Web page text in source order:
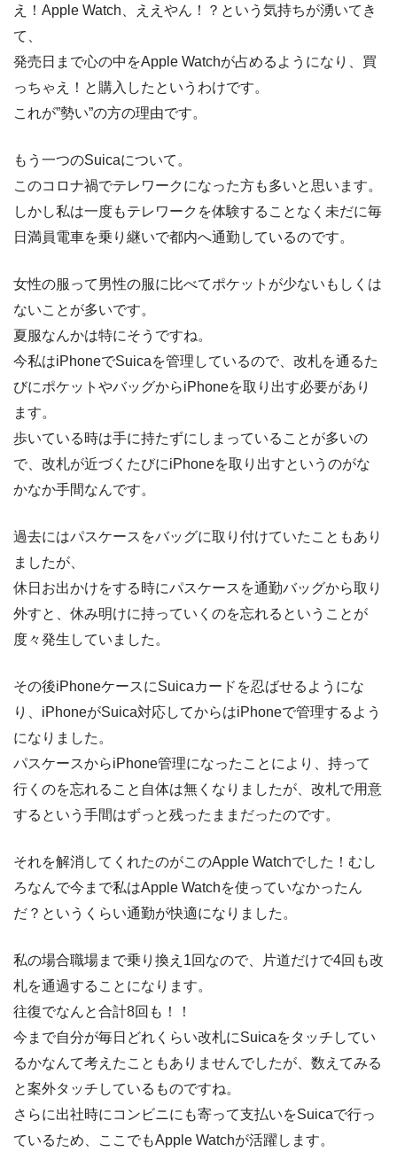
え！Apple Watch、ええやん！？という気持ちが湧いてき
て、
発売日まで心の中をApple Watchが占めるようになり、買
っちゃえ！と購入したというわけです。
これが”勢い”の方の理由です。
もう一つのSuicaについて。
このコロナ禍でテレワークになった方も多いと思います。
しかし私は一度もテレワークを体験することなく未だに毎
日満員電車を乗り継いで都内へ通勤しているのです。
女性の服って男性の服に比べてポケットが少ないもしくは
ないことが多いです。
夏服なんかは特にそうですね。
今私はiPhoneでSuicaを管理しているので、改札を通るた
びにポケットやバッグからiPhoneを取り出す必要があり
ます。
歩いている時は手に持たずにしまっていることが多いの
で、改札が近づくたびにiPhoneを取り出すというのがな
かなか手間なんです。
過去にはパスケースをバッグに取り付けていたこともあり
ましたが、
休日お出かけをする時にパスケースを通勤バッグから取り
外すと、休み明けに持っていくのを忘れるということが
度々発生していました。
その後iPhoneケースにSuicaカードを忍ばせるようにな
り、iPhoneがSuica対応してからはiPhoneで管理するよう
になりました。
パスケースからiPhone管理になったことにより、持って
行くのを忘れること自体は無くなりましたが、改札で用意
するという手間はずっと残ったままだったのです。
それを解消してくれたのがこのApple Watchでした！むし
ろなんで今まで私はApple Watchを使っていなかったん
だ？というくらい通勤が快適になりました。
私の場合職場まで乗り換え1回なので、片道だけで4回も改
札を通過することになります。
往復でなんと合計8回も！！
今まで自分が毎日どれくらい改札にSuicaをタッチしてい
るかなんて考えたこともありませんでしたが、数えてみる
と案外タッチしているものですね。
さらに出社時にコンビニにも寄って支払いをSuicaで行っ
ているため、ここでもApple Watchが活躍します。